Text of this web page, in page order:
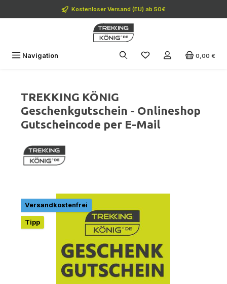
Zum Hauptinhalt springenKostenloser Versand (EU) ab 50€
Navigation 0,00 €
TREKKING KÖNIG
Geschenkgutschein - Onlineshop
Gutscheincode per E-Mail
Bildergalerie überspringen
Versandkostenfrei
Tipp